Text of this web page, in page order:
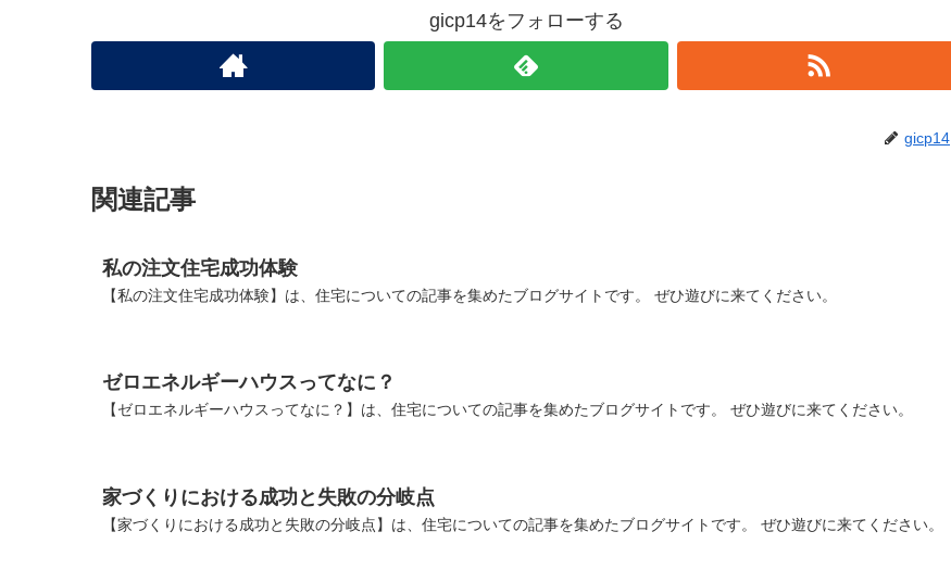
gicp14をフォローする
gicp14
関連記事
私の注文住宅成功体験
【私の注文住宅成功体験】は、住宅についての記事を集めたブログサイトです。 ぜひ遊びに来てください。
ゼロエネルギーハウスってなに？
【ゼロエネルギーハウスってなに？】は、住宅についての記事を集めたブログサイトです。 ぜひ遊びに来てください。
家づくりにおける成功と失敗の分岐点
【家づくりにおける成功と失敗の分岐点】は、住宅についての記事を集めたブログサイトです。 ぜひ遊びに来てください。